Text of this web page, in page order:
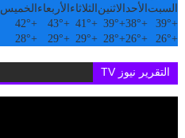
السبت الأحدالاثنين الثلاثاء الأربعاء الخميس
+
39°
+
38°
+
39°
+
41°
+
43°
+
42°
+
26°
+
26°
+
28°
+
29°
+
29°
+
28°
التقرير نيوز TV